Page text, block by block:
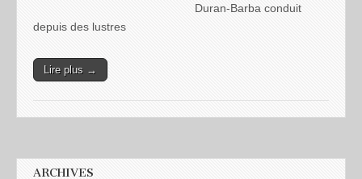
Duran-Barba conduit
depuis des lustres
Lire plus →
ARCHIVES